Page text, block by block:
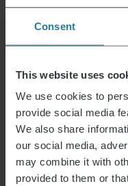
Consent
This website uses
We use cookies to
provide social media
We also share
our social media,
may combine it with
provided to them or
ÉPUISÉ
ÉPUISÉ